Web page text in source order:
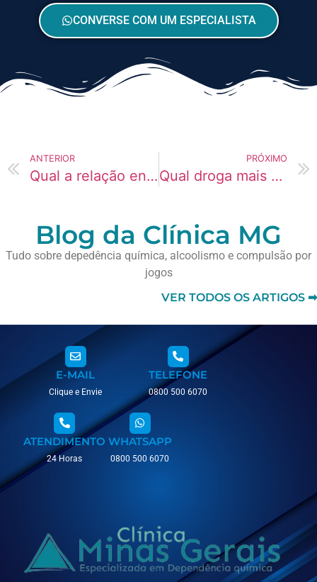
CONVERSE COM UM ESPECIALISTA
ANTERIOR
Qual a relação entre ansiedade e dependência química?
PRÓXIMO
Qual droga mais agrava quadros depressivos?
Blog da Clínica MG
Tudo sobre depedência química, alcoolismo e compulsão por
jogos
VER TODOS OS ARTIGOS ➡
E-MAIL
Clique e Envie
TELEFONE
0800 500 6070
ATENDIMENTO
24 Horas
WHATSAPP
0800 500 6070